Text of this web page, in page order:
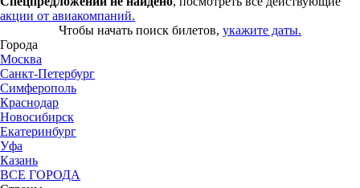
акции от авиакомпаний.
Чтобы начать поиск билетов, укажите даты.
Города
Москва
Санкт-Петербург
Симферополь
Краснодар
Новосибирск
Екатеринбург
Уфа
Казань
ВСЕ ГОРОДА